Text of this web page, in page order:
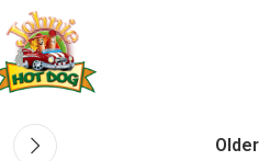
Older